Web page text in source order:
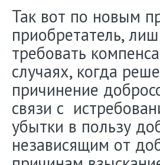
Так вот по новым
приобретатель,
требовать
случаях, когда
причинение
связи с
убытки в пользу
независящим от